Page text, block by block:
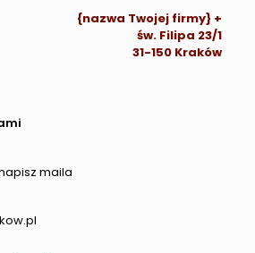
{nazwa Twojej firmy} +
św. Filipa 23/1
31-150 Kraków
maila